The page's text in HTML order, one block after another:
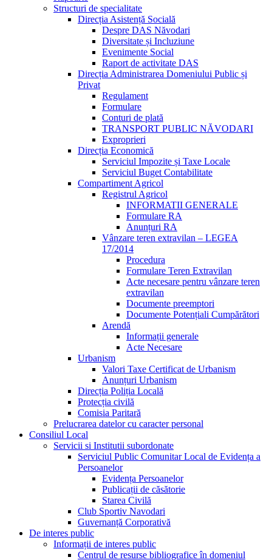
Structuri de specialitate
Direcția Asistență Socială
Despre DAS Năvodari
Diversitate și Incluziune
Evenimente Social
Raport de activitate DAS
Direcția Administrarea Domeniului Public și
Privat
Regulament
Formulare
Conturi de plată
TRANSPORT PUBLIC NĂVODARI
Exproprieri
Direcția Economică
Serviciul Impozite și Taxe Locale
Serviciul Buget Contabilitate
Compartiment Agricol
Registrul Agricol
INFORMATII GENERALE
Formulare RA
Anunțuri RA
Vânzare teren extravilan – LEGEA
17/2014
Procedura
Formulare Teren Extravilan
Acte necesare pentru vânzare teren
extravilan
Documente preemptori
Documente Potențiali Cumpărători
Arendă
Informații generale
Acte Necesare
Urbanism
Valori Taxe Certificat de Urbanism
Anunțuri Urbanism
Direcția Poliția Locală
Protecția civilă
Comisia Paritară
Prelucrarea datelor cu caracter personal
Consiliul Local
Servicii si Institutii subordonate
Serviciul Public Comunitar Local de Evidența a
Persoanelor
Evidența Persoanelor
Publicații de căsătorie
Starea Civilă
Club Sportiv Navodari
Guvernanță Corporativă
De interes public
Informații de interes public
Centrul de resurse bibliografice în domeniul